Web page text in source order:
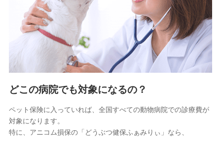
10.受託業務の 個人情報
受託業務の遂行およびこれらに準ずる業務の遂行のため
11.マイカー通勤管理クラウド並びに法人向けASPサー
ビスに関してのお問い合わせ情報
各種お問い合わせに対応するため
をお送りするため
アンケートの送付のため
分析するため
当社の対応品質向上やお問い合わせ内容の正確な把握のため
個人情報保護管理者の職名、連絡先
どこの病院でも対象になるの？
ペット保険に入っていれば、全国すべての動物病院での診療費が
対象になります。
特に、アニコム損保の「どうぶつ健保ふぁみりぃ」なら、